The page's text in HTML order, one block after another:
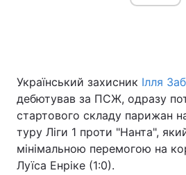
Головна Війна
Україна
Економіка Світ
Спорт
Український захисник Ілля
дебютував за ПСЖ, одразу
стартового складу парижан
туру Ліги 1 проти "Нанта",
мінімальною перемогою на
Луїса Енріке (1:0).